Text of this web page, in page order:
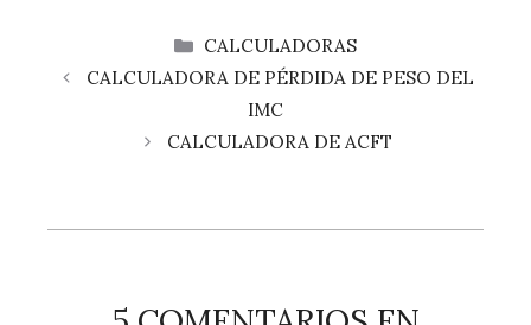
CATEGORÍAS
CALCULADORAS
CALCULADORA DE PÉRDIDA DE PESO DEL
IMC
CALCULADORA DE ACFT